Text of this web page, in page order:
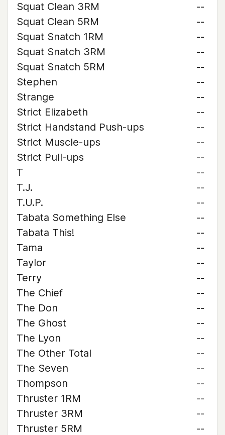
Squat Clean 3RM
--
Squat Clean 5RM
--
Squat Snatch 1RM
--
Squat Snatch 3RM
--
Squat Snatch 5RM
--
Stephen
--
Strange
--
Strict Elizabeth
--
Strict Handstand Push-ups
--
Strict Muscle-ups
--
Strict Pull-ups
--
T
--
T.J.
--
T.U.P.
--
Tabata Something Else
--
Tabata This!
--
Tama
--
Taylor
--
Terry
--
The Chief
--
The Don
--
The Ghost
--
The Lyon
--
The Other Total
--
The Seven
--
Thompson
--
Thruster 1RM
--
Thruster 3RM
--
Thruster 5RM
--